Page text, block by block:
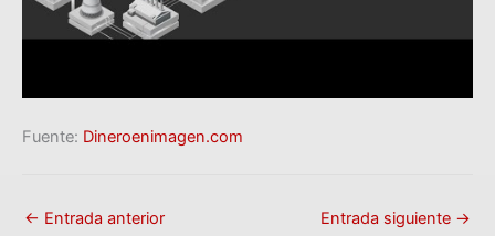
Fuente: Dineroenimagen.com
← Entrada anterior Entrada siguiente →